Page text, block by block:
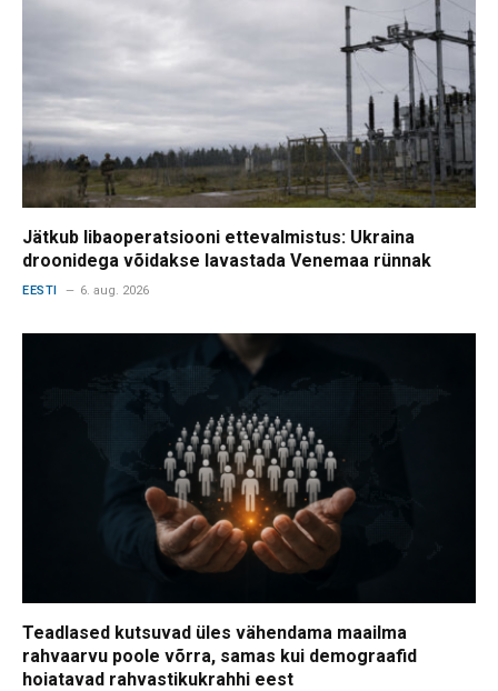
Jätkub libaoperatsiooni ettevalmistus: Ukraina
droonidega võidakse lavastada Venemaa rünnak
EESTI 6. aug. 2026
Teadlased kutsuvad üles vähendama maailma
rahvaarvu poole võrra, samas kui demograafid
hoiatavad rahvastikukrahhi eest